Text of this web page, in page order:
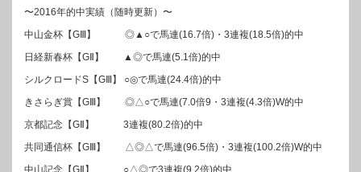
〜2016年的中実績（随時更新）〜
中山金杯【GⅢ】 ◎▲○で馬連(16.7倍)・3連複(18.5倍)的中
日経新春杯【GⅡ】 ▲◎で馬連(5.1倍)的中
シルクロードS【GⅢ】 ○◎で馬連(24.4倍)的中
きさらぎ賞【GⅢ】 ◎△○で馬連(7.0倍9・3連複(4.3倍)W的中
京都記念【GⅡ】 3連複(80.2倍)的中
共同通信杯【GⅢ】 △◎△で馬連(96.5倍)・3連複(100.2倍)W的中
中山記念【GⅡ】 ○△◎で3連複(9.2倍)的中